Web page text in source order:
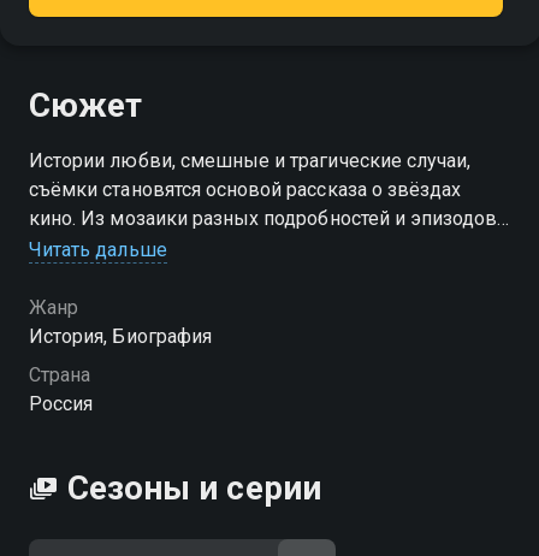
Сюжет
Истории любви, смешные и трагические случаи,
съёмки становятся основой рассказа о звёздах
кино. Из мозаики разных подробностей и эпизодов
выстраивается легенда
Посмотреть онлайн сезон сериала Легенды
мирового кино вы можете совершенно бесплатно в
хорошем HD качестве на Смотрёшке
Читать дальше
Жанр
История, Биография
Страна
Россия
Сезоны и серии